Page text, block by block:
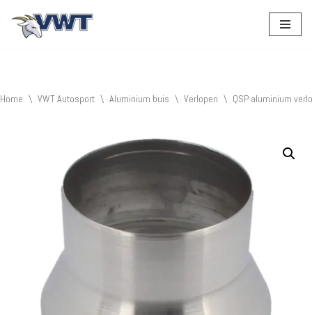
Home \ VWT Autosport \ Aluminium buis \ Verlopen \ QSP aluminium